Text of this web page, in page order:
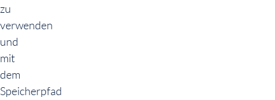
zu
verwenden
und
mit
dem
Speicherpfad